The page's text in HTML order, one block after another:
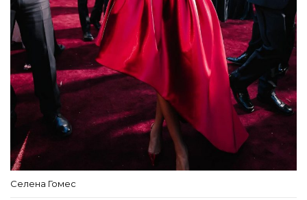
Селена Гомес